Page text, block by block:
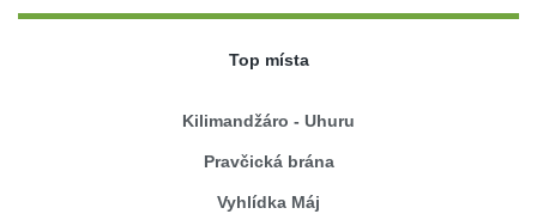
Top místa
Kilimandžáro - Uhuru
Pravčická brána
Vyhlídka Máj